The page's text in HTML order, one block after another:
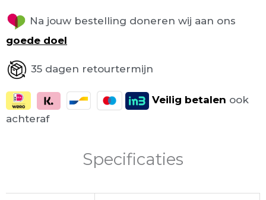
Na jouw bestelling doneren wij aan ons
goede doel
35 dagen retourtermijn
Veilig betalen ook
achteraf
Specificaties